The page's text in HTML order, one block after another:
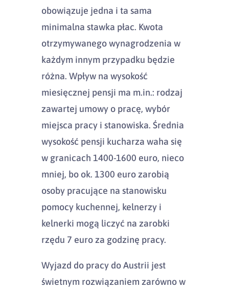
obowiązuje jedna i ta sama
minimalna stawka płac. Kwota
otrzymywanego wynagrodzenia w
każdym innym przypadku będzie
różna. Wpływ na wysokość
miesięcznej pensji ma m.in.: rodzaj
zawartej umowy o pracę, wybór
miejsca pracy i stanowiska. Średnia
wysokość pensji kucharza waha się
w granicach 1400-1600 euro, nieco
mniej, bo ok. 1300 euro zarobią
osoby pracujące na stanowisku
pomocy kuchennej, kelnerzy i
kelnerki mogą liczyć na zarobki
rzędu 7 euro za godzinę pracy.
Wyjazd do pracy do Austrii jest
świetnym rozwiązaniem zarówno w